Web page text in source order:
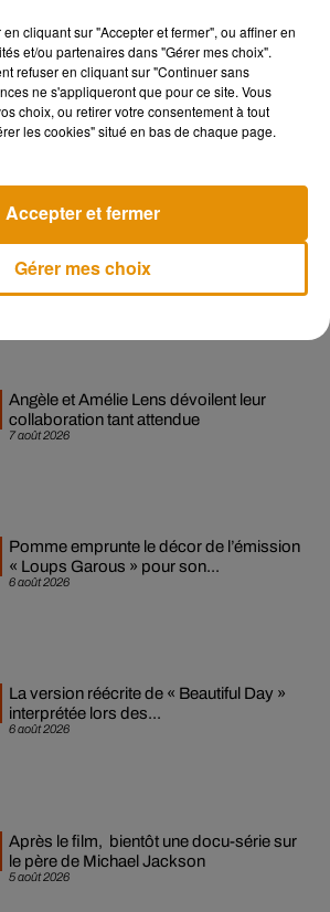
matins avec Lionel et Nathalie sur
l'histoire du "Collector du jour".
Sensation » avec Kylie Minogue
7 août 2026
Angèle et Amélie Lens dévoilent leur
collaboration tant attendue
6 août 2026
Pomme emprunte le décor de l’émission
« Loups Garous » pour son...
6 août 2026
La version réécrite de « Beautiful Day »
interprétée lors des...
5 août 2026
Après le film, bientôt une docu-série sur
le père de Michael Jackson
cliquant sur "Accepter et fermer", ou affiner en
et/ou partenaires dans "Gérer mes choix".
refuser en cliquant sur "Continuer sans
ne s'appliqueront que pour ce site. Vous
choix, ou retirer votre consentement à tout
les cookies" situé en bas de chaque page.
Gérer mes choix
Accepter et fermer